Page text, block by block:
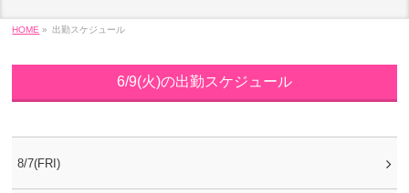
HOME » 出勤スケジュール
6/9(火)の出勤スケジュール
8/7(FRI)